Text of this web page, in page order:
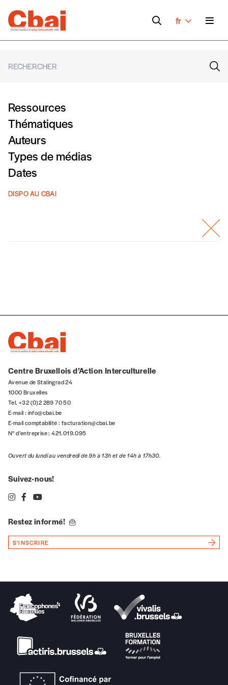
fr
Ressources
Thématiques
Auteurs
Types de médias
Dates
DISPO AU CBAI
Centre Bruxellois d’Action Interculturelle
Avenue de Stalingrad 24
1000 Bruxelles
Tel. +32 (0)2 289 70 50
E-mail : info@cbai.be
E-mail comptabilité : facturation@cbai.be
N° d’entreprise : 421.019.095
Ouvert du lundi au vendredi de 9h à 13h et de 14h à 17h30.
Suivez-nous!
Restez informé!
S'INSCRIRE